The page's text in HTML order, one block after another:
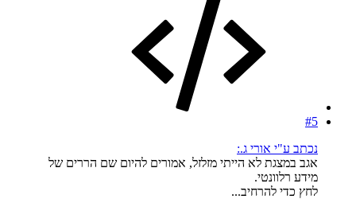
#5
נכתב ע"י אורי ג.:
אגב במצגת לא הייתי מזלזל, אמורים להיום שם הררים של
מידע רלוונטי.
לחץ כדי להרחיב...